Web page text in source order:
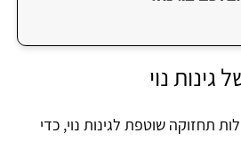
נוי
תחזוקה שוטפת לגינות נוי, כדי